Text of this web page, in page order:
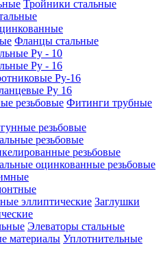
Тройники стальные
Фланцы стальные
Ру - 10
Ру - 16
Ру-16
Ру 16
Фитинги трубные
резьбовые
резьбовые
резьбовые
оцинкованные резьбовые
Заглушки
Элеваторы стальные
Уплотнительные